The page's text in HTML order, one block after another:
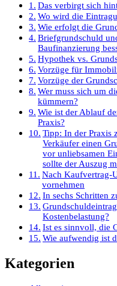
Das verbirgt sich
Wo wird die
Wie erfolgt die
Briefgrundschuld
Baufinanzierung
Hypothek vs.
Vorzüge für
Vorzüge der
Wer muss sich um
kümmern?
Wie ist der Ablauf
Praxis?
Tipp: In der Praxis
Verkäufer einen
vor unliebsamen
sollte der Auszug
Nach Kaufvertrag-
vornehmen
In sechs Schritten
Kostenbelastung?
Ist es sinnvoll, die
Wie aufwendig ist
Kategorien